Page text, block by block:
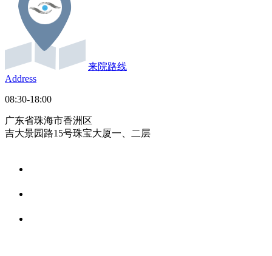
来院路线
Address
08:30-18:00
广东省珠海市香洲区
吉大景园路15号珠宝大厦一、二层